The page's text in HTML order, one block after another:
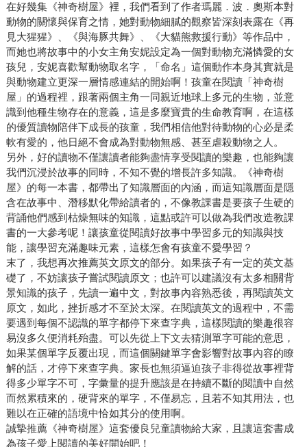
在好幾集《神奇樹屋》裡，我們看到了作者瑪麗．波．奧斯本對
動物的關懷與保育之情，她對動物細膩的觀察皆深刻表露在《再
見大猩猩》、《與海豚共舞》、《大貓熊救援行動》等作品中，
而她也將故事中的小女主角安妮設定為一個對動物充滿憐愛的女
孩兒，安妮喜歡幫動物取名字，「命名」這個動作本身其實就是
與動物建立更深一層情感連結的開始啊！孩童在閱讀「神奇樹
屋」的過程裡，跟著兩個主角一同親近地球上多元的生物，並意
識到他種生物存在的意義，這是多麼寶貴的生命教育啊，在這樣
的優質讀物陪伴下成長的孩童，我們相信他對待動物的心必是柔
軟有愛的，他日絕不會成為對動物無感、甚至虐殺動物之人。
另外，好的讀物不僅讓讀者能夠盡情享受閱讀的樂趣，也能夠讓
我們沉浸於故事的同時，不知不覺的增長許多知識。《神奇樹
屋》的每一本書，都帶出了知識層面的內涵，而這知識層面是隱
含在故事中、潛移默化帶給讀者的，不像教課書是要孩子生硬的
背誦他們感到枯燥無味的知識，這點或許可以做為我們改造教課
書的一大參考呢！讓孩童從閱讀好故事中學習多元的知識與技
能，讓學習充滿趣味元素，這樣怎會有孩童不愛學習？
末了，我想再次推薦英文原文的部分。如果孩子有一定的英文基
礎了，不妨讓孩子嘗試閱讀原文；也許可以建議沒有太多相關背
景知識的孩子，先讀一遍中文，對故事內容熟悉後，再閱讀英文
原文，如此，挫折感才不至於太深。在閱讀英文的過程中，不需
要遇到每個不認識的單字都停下來查字典，這樣閱讀的樂趣很容
易沒多久便消耗殆盡。可以先從上下文去猜測單字可能的意思，
如果某個單字反覆出現，而這個關鍵單字會影響對故事內容的瞭
解的話，才停下來查字典。家長也無須逼迫孩子非得從故事裡背
得多少單字不可，字彙量的提升應該是在持續不斷的閱讀中自然
而然累積來的，硬背來的單字，不僅易忘，且若不知其用法，也
難以在正確的語境中恰如其分的使用啊。
誠摯推薦《神奇樹屋》這套優良兒童讀物給大家，且讓這套書成
為孩子愛上閱讀的美好開始吧！